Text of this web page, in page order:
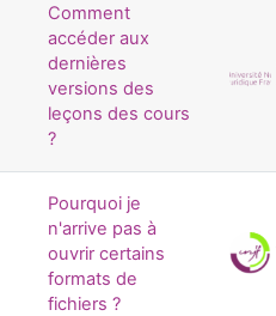
Comment
accéder aux
dernières
versions des
leçons des cours
?
Pourquoi je
n'arrive pas à
ouvrir certains
formats de
fichiers ?